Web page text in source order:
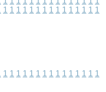
1 1 1 1 1 1 1 1 1 1 1 1 1 1 1
1 1 1 1 1 1 1 1 1 1 1 1 1 1 1